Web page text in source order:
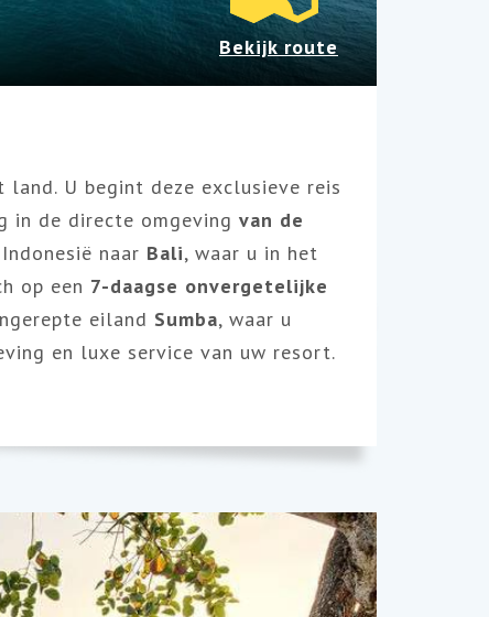
Bekijk route
U begint deze exclusieve reis
in de directe omgeving van de
naar Bali, waar u in het
op een 7-daagse onvergetelijke
eiland Sumba, waar u
en luxe service van uw resort.